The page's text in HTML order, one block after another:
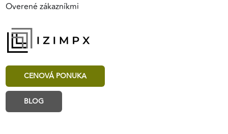
Overené zákazníkmi
CENOVÁ PONUKA
BLOG